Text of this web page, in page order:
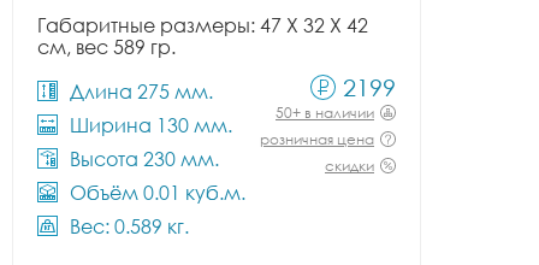
Габаритные размеры: 47 X 32 X 42
см, вес 589 гр.
Длина 275 мм.
Ширина 130 мм.
Высота 230 мм.
Объём 0.01 куб.м.
Вес: 0.589 кг.
2199
50+ в наличии
розничная цена
скидки